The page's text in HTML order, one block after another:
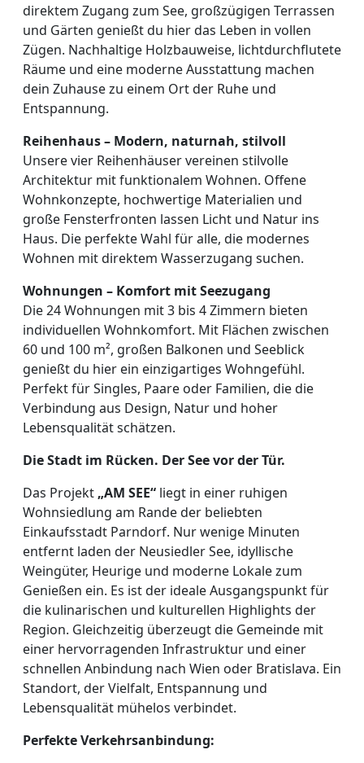
direktem Zugang zum See, großzügigen Terrassen
und Gärten genießt du hier das Leben in vollen
Zügen. Nachhaltige Holzbauweise, lichtdurchflutete
Räume und eine moderne Ausstattung machen
dein Zuhause zu einem Ort der Ruhe und
Entspannung.
Reihenhaus – Modern, naturnah, stilvoll
Unsere vier Reihenhäuser vereinen stilvolle
Architektur mit funktionalem Wohnen. Offene
Wohnkonzepte, hochwertige Materialien und
große Fensterfronten lassen Licht und Natur ins
Haus. Die perfekte Wahl für alle, die modernes
Wohnen mit direktem Wasserzugang suchen.
Wohnungen – Komfort mit Seezugang
Die 24 Wohnungen mit 3 bis 4 Zimmern bieten
individuellen Wohnkomfort. Mit Flächen zwischen
60 und 100 m², großen Balkonen und Seeblick
genießt du hier ein einzigartiges Wohngefühl.
Perfekt für Singles, Paare oder Familien, die die
Verbindung aus Design, Natur und hoher
Lebensqualität schätzen.
Die Stadt im Rücken. Der See vor der Tür.
Das Projekt „AM SEE“ liegt in einer ruhigen
Wohnsiedlung am Rande der beliebten
Einkaufsstadt Parndorf. Nur wenige Minuten
entfernt laden der Neusiedler See, idyllische
Weingüter, Heurige und moderne Lokale zum
Genießen ein. Es ist der ideale Ausgangspunkt für
die kulinarischen und kulturellen Highlights der
Region. Gleichzeitig überzeugt die Gemeinde mit
einer hervorragenden Infrastruktur und einer
schnellen Anbindung nach Wien oder Bratislava. Ein
Standort, der Vielfalt, Entspannung und
Lebensqualität mühelos verbindet.
Perfekte Verkehrsanbindung: